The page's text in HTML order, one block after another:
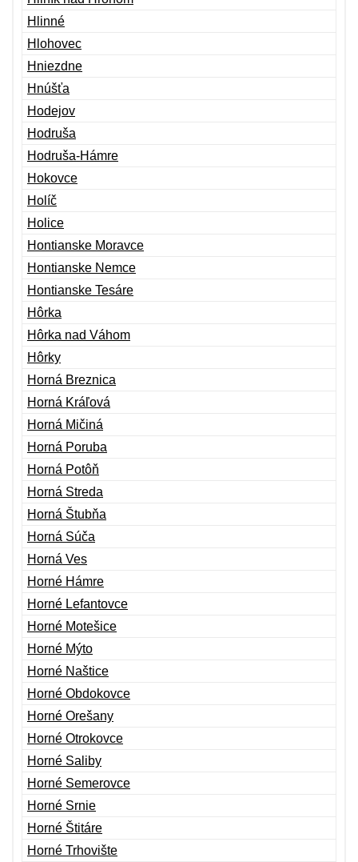
Hlinné
Hlohovec
Hniezdne
Hnúšťa
Hodejov
Hodruša
Hodruša-Hámre
Hokovce
Holíč
Holice
Hontianske Moravce
Hontianske Nemce
Hontianske Tesáre
Hôrka
Hôrka nad Váhom
Hôrky
Horná Breznica
Horná Kráľová
Horná Mičiná
Horná Poruba
Horná Potôň
Horná Streda
Horná Štubňa
Horná Súča
Horná Ves
Horné Hámre
Horné Lefantovce
Horné Motešice
Horné Mýto
Horné Naštice
Horné Obdokovce
Horné Orešany
Horné Otrokovce
Horné Saliby
Horné Semerovce
Horné Srnie
Horné Štitáre
Horné Trhovište